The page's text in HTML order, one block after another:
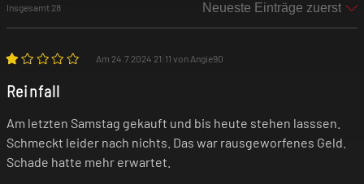
Insgesamt 28
Am 24.7.2024 21:11 von Angie90
Reinfall
Am letzten Samstag gekauft und bis heute stehen lasssen.
Schmeckt leider nach nichts. Das war rausgeworfenes Geld.
Schade hatte mehr erwartet.